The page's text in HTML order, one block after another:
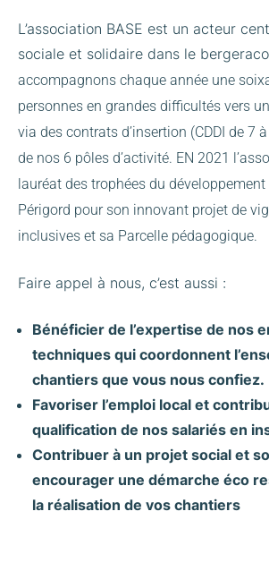
L’association BASE est un acteur
sociale et solidaire dans le
accompagnons chaque année une
personnes en grandes difficultés vers
via des contrats d’insertion (CDDI de 7
de nos 6 pôles d’activité. EN 2021
lauréat des trophées du
Périgord pour son innovant projet de
inclusives et sa Parcelle pédagogique.
Faire appel à nous, c’est aussi :
Bénéficier de l’expertise de nos
techniques qui coordonnent
chantiers que vous nous confiez.
Favoriser l’emploi local et
qualification de nos salariés en
Contribuer à un projet social et
encourager une démarche éco
la réalisation de vos chantiers